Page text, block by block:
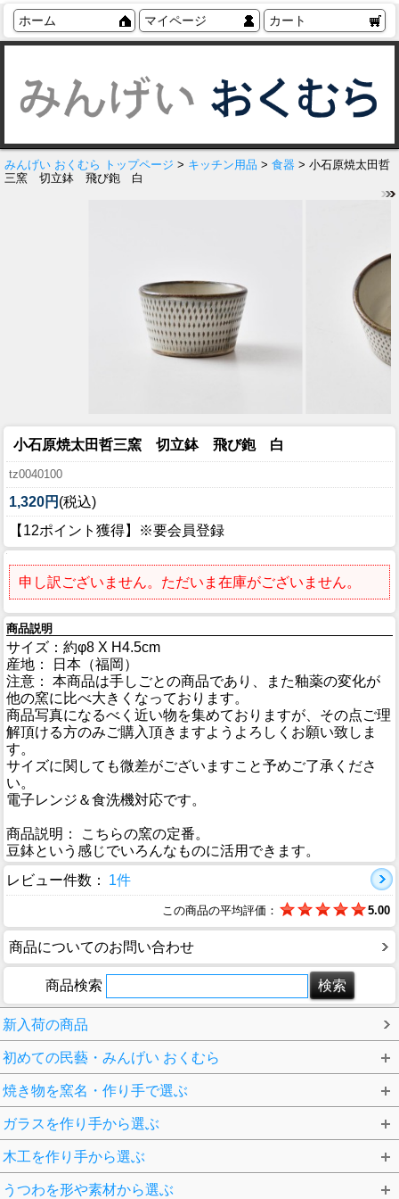
ホーム マイページ カート
みんげい おくむら トップページ > キッチン用品 > 食器 > 小石原焼太田哲
三窯 切立鉢 飛び鉋 白
小石原焼太田哲三窯 切立鉢 飛び鉋 白
tz0040100
1,320円 (税込)
【12ポイント獲得】※要会員登録
申し訳ございません。ただいま在庫がございません。
商品説明
サイズ：約φ8 X H4.5cm
産地： 日本（福岡）
注意： 本商品は手しごとの商品であり、また釉薬の変化が
他の窯に比べ大きくなっております。
商品写真になるべく近い物を集めておりますが、その点ご理
解頂ける方のみご購入頂きますようよろしくお願い致しま
す。
サイズに関しても微差がございますこと予めご了承くださ
い。
電子レンジ＆食洗機対応です。
商品説明： こちらの窯の定番。
豆鉢という感じでいろんなものに活用できます。
レビュー件数：
1件
この商品の平均評価： 5.00
商品についてのお問い合わせ
商品検索
新入荷の商品
初めての民藝・みんげい おくむら
焼き物を窯名・作り手で選ぶ
ガラスを作り手から選ぶ
木工を作り手から選ぶ
うつわを形や素材から選ぶ